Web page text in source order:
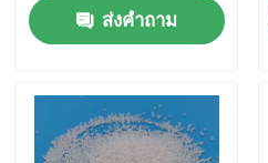
ผลิตภัณฑ์
เกี่ยวกับเรา
ส่งคำถาม